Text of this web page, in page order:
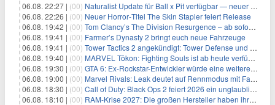
06.08. 22:27 | (00) Naturalist Update für Ball x Pit verfügbar — neuer Content auf allen Plattformen
06.08. 22:26 | (00) Neuer Horror‑Titel The Skin Stapler feiert Release
06.08. 19:42 | (00) Tom Clancy’s The Division Resurgence – ab sofort für euch verfügbar
06.08. 19:41 | (00) Farmer’s Dynasty 2 bringt euch neue Fahrzeuge
06.08. 19:41 | (00) Tower Tactics 2 angekündigt: Tower Defense und Deckbuilding Kombo kehrt zurück
06.08. 19:40 | (00) MARVEL Tōkon: Fighting Souls ist ab heute verfügbar
06.08. 19:30 | (00) GTA 6: Ex-Rockstar-Entwickler würde eine weitere Verschiebung nicht überraschen
06.08. 19:00 | (00) Marvel Rivals: Leak deutet auf Rennmodus mit Fahrzeugen hin
06.08. 18:30 | (00) Call of Duty: Black Ops 2 feiert 2026 ein unglaubliches Comeback
06.08. 18:10 | (00) RAM-Krise 2027: Die großen Hersteller haben ihre Produktion offenbar schon verkauft